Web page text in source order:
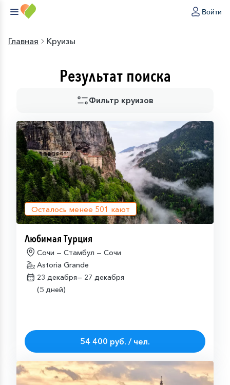
Войти
Главная Круизы
Результат поиска
Фильтр круизов
Осталось менее 501 кают
Любимая Турция
Сочи — Стамбул — Сочи
Astoria Grande
23 декабря— 27 декабря
(5 дней)
54 400 руб. / чел.